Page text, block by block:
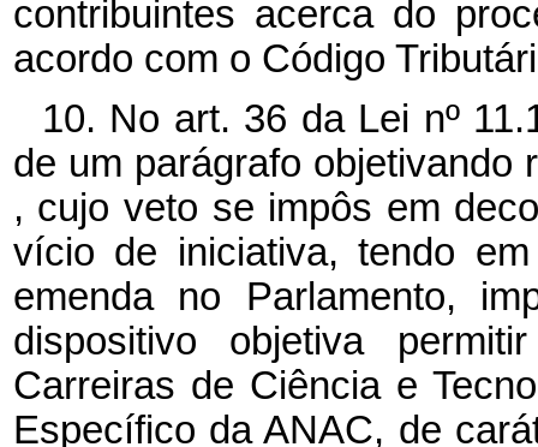
contribuintes acerca do
acordo com o Código
10. No art. 36 da Lei nº
de um parágrafo objetivando
, cujo veto se impôs em
vício de iniciativa, tendo
emenda no Parlamento,
dispositivo objetiva
Carreiras de Ciência e
Específico da ANAC, de